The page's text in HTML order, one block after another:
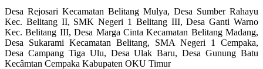
Desa Rejosari Kecamatan Belitang Mulya, Desa Sumber Rahayu
Kec. Belitang II, SMK Negeri 1 Belitang III, Desa Ganti Warno
Kec. Belitang III, Desa Marga Cinta Kecamatan Belitang Madang,
Desa Sukarami Kecamatan Belitang, SMA Negeri 1 Cempaka,
Desa Campang Tiga Ulu, Desa Ulak Baru, Desa Gunung Batu
Kecâmtan Cempaka Kabupaten OKU Timur